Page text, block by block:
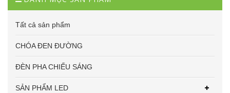
Tất cả sản phẩm
CHÓA ĐEN ĐƯỜNG
ĐÈN PHA CHIẾU SÁNG
SẢN PHẨM LED